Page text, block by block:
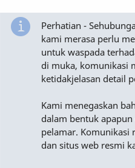
Perhatian -
kami merasa perlu
untuk waspada
di muka, komunikasi
ketidakjelasan detail
Kami menegaskan
dalam bentuk
pelamar. Komunikasi
dan situs web resmi